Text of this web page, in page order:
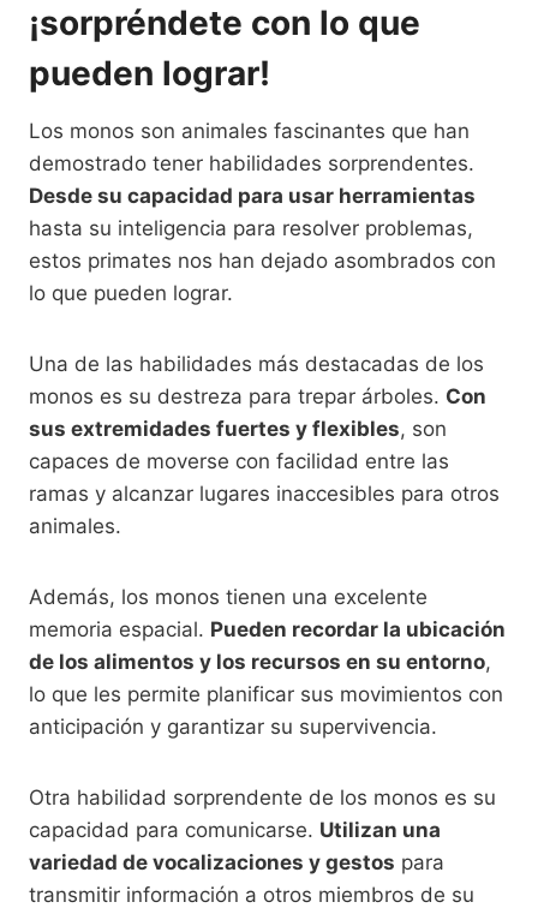
¡sorpréndete con lo que
pueden lograr!
Los monos son animales fascinantes que han
demostrado tener habilidades sorprendentes.
Desde su capacidad para usar herramientas
hasta su inteligencia para resolver problemas,
estos primates nos han dejado asombrados con
lo que pueden lograr.
Una de las habilidades más destacadas de los
monos es su destreza para trepar árboles. Con
sus extremidades fuertes y flexibles, son
capaces de moverse con facilidad entre las
ramas y alcanzar lugares inaccesibles para otros
animales.
Además, los monos tienen una excelente
memoria espacial. Pueden recordar la ubicación
de los alimentos y los recursos en su entorno,
lo que les permite planificar sus movimientos con
anticipación y garantizar su supervivencia.
Otra habilidad sorprendente de los monos es su
capacidad para comunicarse. Utilizan una
variedad de vocalizaciones y gestos para
transmitir información a otros miembros de su